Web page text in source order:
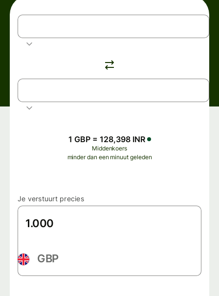
1 GBP = 128,398 INR
Middenkoers
minder dan een minuut geleden
Je verstuurt precies
GBP